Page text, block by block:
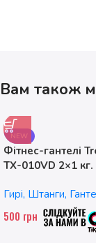
Вам також
NEW
Фітнес-гантелі
TX-010VD 2×1 кг.
Гирі, Штанги,
500 грн